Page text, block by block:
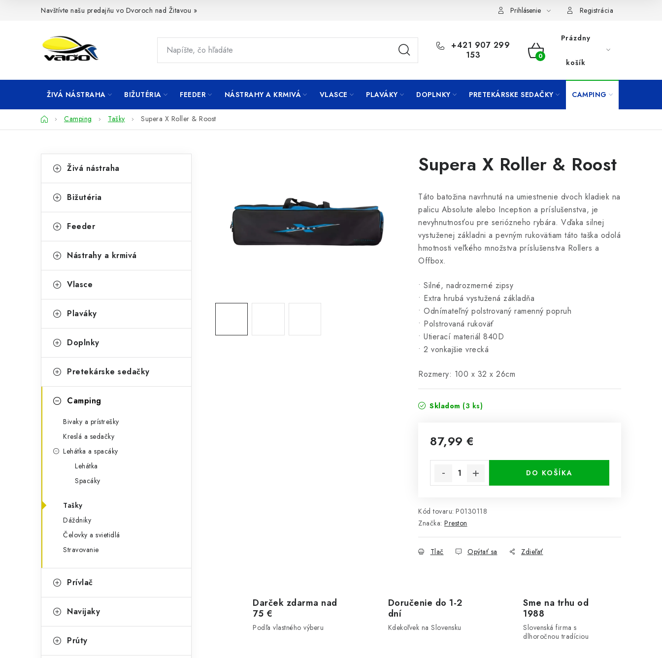
Navštívte našu predajňu vo Dvoroch nad Žitavou » Prihlásenie Registrácia
+421 907 299
153
NÁKUPNÝ
Prázdny
košík
ŽIVÁ NÁSTRAHA BIŽUTÉRIA FEEDER NÁSTRAHY A KRMIVÁ VLASCE PLAVÁKY DOPLNKY PRETEKÁRSKE SEDAČKY CAMPING
DomovCamping Tašky Supera X Roller & Roost
o
n
ý
a
n
l
kategórie
a
e
ó
i
Živá nástraha
Bižutéria
Feeder
Nástrahy a krmivá
Vlasce
Plaváky
Doplnky
Pretekárske sedačky
Camping
Bivaky a prístrešky
Kreslá a sedačky
Lehátka a spacáky
Lehátka
Spacáky
Tašky
Dáždniky
Čelovky a svietidlá
Stravovanie
Prívlač
Navijaky
Prúty
Supera X Roller & Roost
Táto batožina navrhnutá na umiestnenie dvoch kladiek na
palicu Absolute alebo Inception a príslušenstva, je
nevyhnutnosťou pre seriózneho rybára. Vďaka silnej
vystuženej základni a pevným rukovätiam táto taška odolá
hmotnosti veľkého množstva príslušenstva Rollers a
Offbox.
• Silné, nadrozmerné zipsy
• Extra hrubá vystužená základňa
• Odnímateľný polstrovaný ramenný popruh
• Polstrovaná rukoväť
• Utierací materiál 840D
• 2 vonkajšie vrecká
Rozmery: 100 x 32 x 26cm
Skladom (3 ks)
87,99 €
DO KOŠÍKA
Kód tovaru: P0130118
Značka: Preston
Tlač Opýtať sa Zdieľať
Darček zdarma nad
75 €
Podľa vlastného výberu
Doručenie do 1-2
dní
Kdekoľvek na Slovensku
Sme na trhu od
1988
Slovenská firma s
dlhoročnou tradíciou